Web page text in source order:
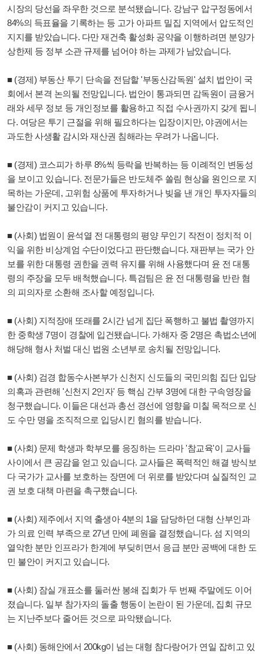
시장의 당선을 좌우한 것으로 분석됐습니다. 강남구 압구정동에서
84%의 득표율을 기록하는 등 고가 아파트 밀집 지역에서 압도적인
지지를 받았습니다. 다만 재건축 활성화 공약을 이행하려면 분양가
상한제 등 정부 소관 규제를 넘어야 하는 과제가 남았습니다.
■ (경제) 부동산 투기 단속을 전담할 '부동산감독원' 설치 법안이 국
회에서 본격 논의될 전망입니다. 법안이 통과되면 감독원이 금융거
래와 세무 정보 등 개인정보를 활용하고 직접 수사권까지 갖게 됩니
다. 여당은 투기 근절을 위해 필요하다는 입장이지만, 야권에서는
과도한 사생활 감시와 재산권 침해라는 우려가 나옵니다.
■ (경제) 코스피가 하루 8%씩 등락을 반복하는 등 이례적인 변동성
을 보이고 있습니다. 전문가들은 반도체주 쏠림 현상을 원인으로 지
목하는 가운데, 고위험 상품에 투자하거나 빚을 낸 개인 투자자들의
불안감이 커지고 있습니다.
■ (사회) 법원이 윤석열 전 대통령의 평양 무인기 작전이 정치적 이
익을 위한 비상계엄 수단이었다고 판단했습니다. 재판부는 국가 안
보를 위한 대통령 권한을 권력 유지를 위해 사용했다며 윤 전 대통
령의 주장을 모두 배척했습니다. 특검팀은 윤 전 대통령을 반란 혐
의 피의자로 소환해 조사할 예정입니다.
■ (사회) 지적장애 또래를 2시간 넘게 집단 폭행하고 불법 촬영까지
한 중학생 7명이 경찰에 입건됐습니다. 가해자 중 2명은 촉법소년에
해당해 형사 처벌 대신 법원 소년부로 송치될 전망입니다.
■ (사회) 검경 합동수사본부가 신천지 신도들의 국민의힘 집단 입당
의혹과 관련해 '신천지 2인자' 등 핵심 간부 3명에 대한 구속영장을
청구했습니다. 이들은 대선과 총선 경선에 영향을 미칠 목적으로 신
도 수만 명을 조직적으로 입당시킨 혐의를 받습니다.
■ (사회) 문제 학생과 학부모를 응징하는 드라마 '참교육'이 교사들
사이에서 큰 공감을 얻고 있습니다. 교사들은 폭력적인 해결 방식보
다 국가가 교사를 보호하는 장면에 더 위로를 받았다며 실질적인 교
권 보호 대책 마련을 촉구했습니다.
■ (사회) 제주에서 지역 출생아 4분의 1을 담당하던 대형 산부인과
가 의료 인력 부족으로 27년 만에 폐원을 결정했습니다. 섬 지역의
열악한 분만 인프라가 한계에 부딪히면서 응급 분만 공백에 대한 도
민 불안이 커지고 있습니다.
■ (사회) 잠실 개표소를 둘러싼 봉쇄 집회가 두 번째 주말에도 이어
졌습니다. 일부 참가자의 돌출 행동이 논란이 된 가운데, 집회 규모
는 지난주보다 줄어든 것으로 파악됐습니다.
■ (사회) 동해안에서 200kg이 넘는 대형 참다랑어가 연일 잡히고 있